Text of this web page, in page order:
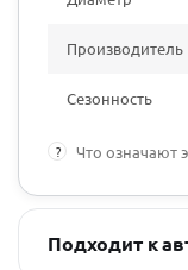
Производитель
Сезонность
? Что означают
Подходит к